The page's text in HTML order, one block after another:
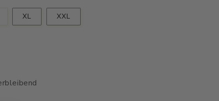
ausverkauft
XL XXL